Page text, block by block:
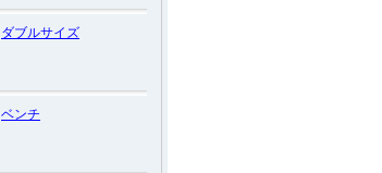
ダブルサイズ
ベンチ